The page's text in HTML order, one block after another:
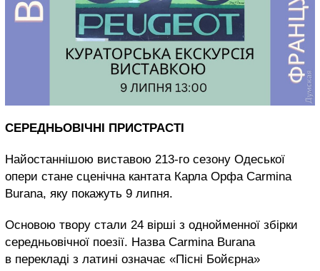
СЕРЕДНЬОВІЧНІ ПРИСТРАСТІ
Найостаннішою виставою 213-го сезону Одеської
опери стане сценічна кантата Карла Орфа Carmina
Burana, яку покажуть 9 липня.
Основою твору стали 24 вірші з однойменної збірки
середньовічної поезії. Назва Carmina Burana
в перекладі з латині означає «Пісні Бойєрна»